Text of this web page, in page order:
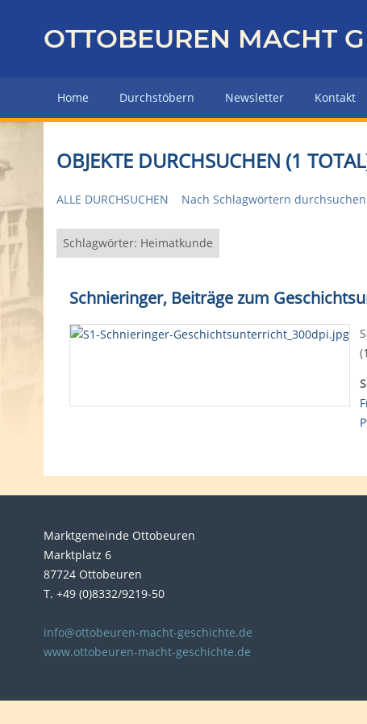
z
r
H
u
p
e
OTTOBEUREN MACHT
Home Durchstöbern Newsletter Kontakt
OBJEKTE DURCHSUCHEN (1
ALLE DURCHSUCHEN Nach Schlagwörtern durchsuchen
Schlagwörter: Heimatkunde
Schnieringer, Beiträge zum
Marktgemeinde Ottobeuren
Marktplatz 6
87724 Ottobeuren
T. +49 (0)8332/9219-50
info@ottobeuren-macht-geschichte.de
www.ottobeuren-macht-geschichte.de